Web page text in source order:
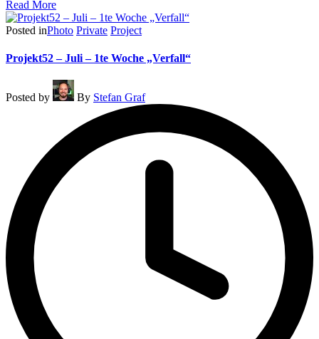
Read More
Posted inPhoto Private Project
Projekt52 – Juli – 1te Woche „Verfall“
Posted by By Stefan Graf